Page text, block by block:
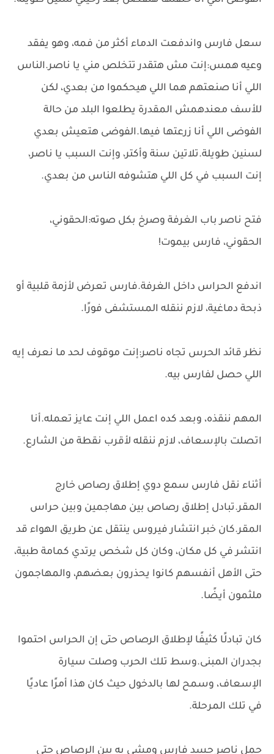
سعل فارس واندفعت الدماء أكثر من فمه، وهو يفقد
وعيه همس:إنت مش هتقدر تتخلص مني يا ناصر.الناس
اللي أنا صنعتهم هما اللي هيحكموا من بعدي، لكن
للأسف معندهمش المقدرة يطلعوا البلد من حالة
الفوضى اللي أنا زرعتها فيها.الفوضى هتعيش بعدي
لسنين طويلة.تلاتين سنة وأكتر، وإنت السبب يا ناصر،
إنت السبب في كل اللي هتشوفه الناس من بعدي.
فتح ناصر باب الغرفة وصرخ بكل صوته:الحقوني،
الحقوني، فارس بيموت!
اندفع الحراس داخل الغرفة.فارس تعرض لأزمة قلبية أو
ذبحة دماغية، لازم ننقله المستشفى فورًا.
نظر قائد الحرس تجاه ناصر:إنت موقوف لحد ما نعرف إيه
اللي حصل لفارس بيه.
المهم ننقذه، وبعد كده اعمل اللي إنت عايز تعمله.أنا
اتصلت بالإسعاف، لازم ننقله لأقرب نقطة من الشارع.
أثناء نقل فارس سمع دوي إطلاق رصاص خارج
المقر.تبادل إطلاق رصاص بين مهاجمين وبين حراس
المقر.كان خبر انتشار فيروس ينتقل عن طريق الهواء قد
انتشر في كل مكان، وكان كل شخص يرتدي كمامة طبية،
حتى الأهل أنفسهم كانوا يحذرون بعضهم، والمهاجمون
ملثمون أيضًا.
كان تبادلًا كثيفًا لإطلاق الرصاص حتى إن الحراس احتموا
بجدران المبنى.وسط تلك الحرب وصلت سيارة
الإسعاف، وسمح لها بالدخول حيث كان هذا أمرًا عاديًا
في تلك المرحلة.
حمل ناصر جسد فارس ومشى به بين الرصاص حتى